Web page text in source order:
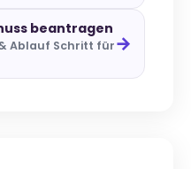
beantragen
Ablauf Schritt für→